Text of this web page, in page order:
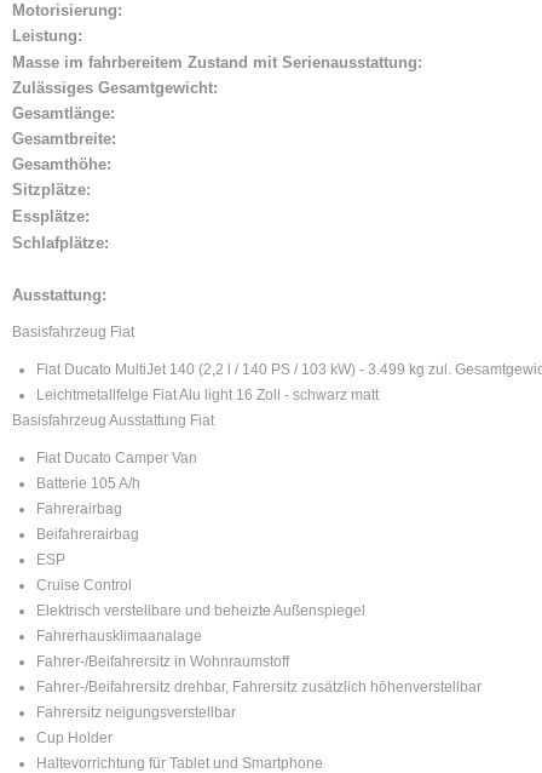
Motorisierung:
Leistung:
Masse im fahrbereitem Zustand mit Serienausstattung:
Zulässiges Gesamtgewicht:
Gesamtlänge:
Gesamtbreite:
Gesamthöhe:
Sitzplätze:
Essplätze:
Schlafplätze:
Ausstattung:
Basisfahrzeug Fiat
Fiat Ducato MultiJet 140 (2,2 l / 140 PS / 103 kW) - 3.499 kg zul.
Leichtmetallfelge Fiat Alu light 16 Zoll - schwarz matt
Basisfahrzeug Ausstattung Fiat
Fiat Ducato Camper Van
Batterie 105 A/h
Fahrerairbag
Beifahrerairbag
ESP
Cruise Control
Elektrisch verstellbare und beheizte Außenspiegel
Fahrerhausklimaanalage
Fahrer-/Beifahrersitz in Wohnraumstoff
Fahrer-/Beifahrersitz drehbar, Fahrersitz zusätzlich höhenverstellbar
Fahrersitz neigungsverstellbar
Cup Holder
Haltevorrichtung für Tablet und Smartphone